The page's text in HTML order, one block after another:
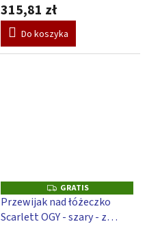
315,81 zł
Do koszyka
G
R
A
T
GRATIS
Przewijak nad łóżeczko
Scarlett OGY - szary - z